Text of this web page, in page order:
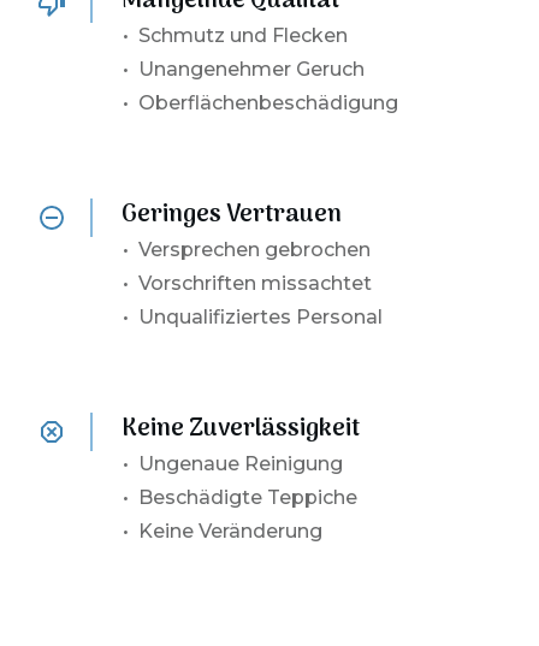
• Schmutz und Flecken
• Unangenehmer Geruch
• Oberflächenbeschädigung
Geringes Vertrauen
•Versprechen gebrochen
• Vorschriften missachtet
• Unqualifiziertes Personal
Keine Zuverlässigkeit
• Ungenaue Reinigung
• Beschädigte Teppiche
• Keine Veränderung